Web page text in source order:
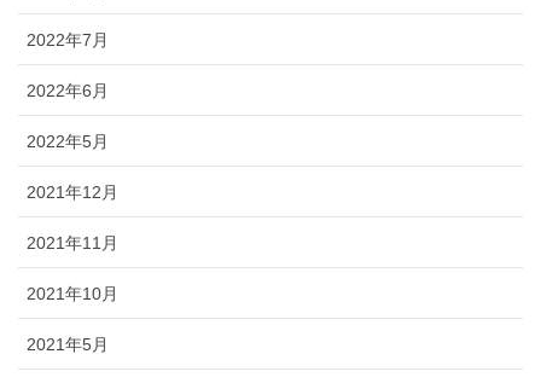
2022年7月
2022年6月
2022年5月
2021年12月
2021年11月
2021年10月
2021年5月